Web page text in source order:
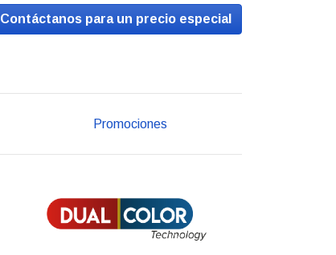
Contáctanos para un precio especial
Promociones